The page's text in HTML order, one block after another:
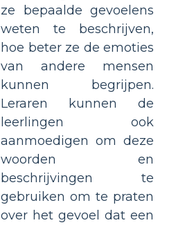
ze bepaalde gevoelens
weten te beschrijven,
hoe beter ze de emoties
van andere mensen
kunnen begrijpen.
Leraren kunnen de
leerlingen ook
aanmoedigen om deze
woorden en
beschrijvingen te
gebruiken om te praten
over het gevoel dat een